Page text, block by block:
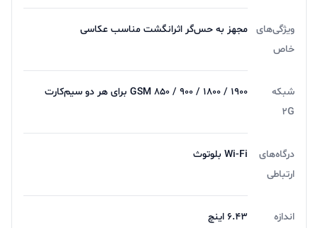
ویژگی‌های
خاص
مجهز به حس‌گر اثرانگشت مناسب عکاسی
شبکه
2G
GSM ۸۵۰ / ۹۰۰ / ۱۸۰۰ / ۱۹۰۰ برای هر دو سیم‌کارت
درگاه‌های
ارتباطی
Wi-Fi بلوتوث
اندازه 6.43 اینچ